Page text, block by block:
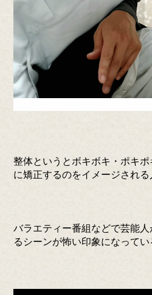
整体というとボキボキ・ポキ
に矯正するのをイメージされる
バラエティー番組などで芸能
るシーンが怖い印象になってい